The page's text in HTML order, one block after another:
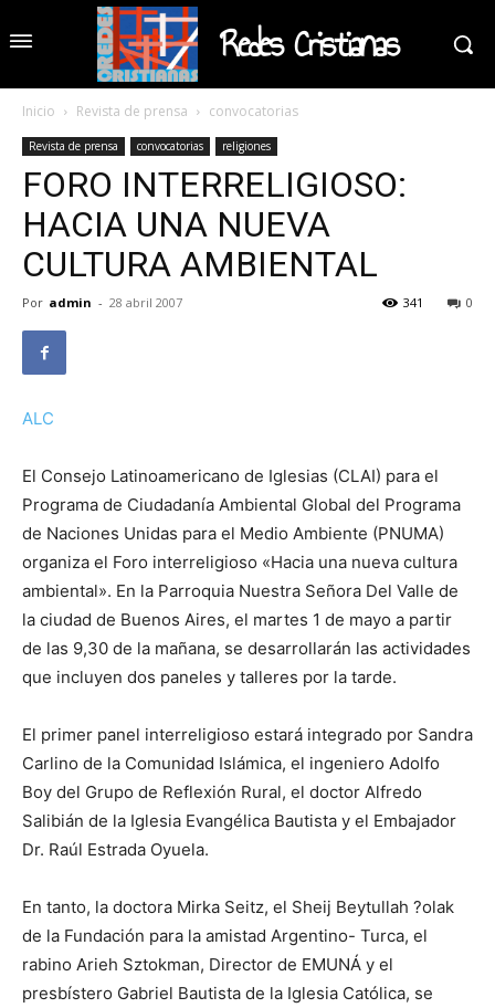
Redes Cristianas
Inicio Revista de prensa convocatorias
Revista de prensa convocatorias religiones
FORO INTERRELIGIOSO:
HACIA UNA NUEVA
CULTURA AMBIENTAL
Por admin - 28 abril 2007 0
341
ALC
El Consejo Latinoamericano de Iglesias (CLAI) para el
Programa de Ciudadanía Ambiental Global del Programa
de Naciones Unidas para el Medio Ambiente (PNUMA)
organiza el Foro interreligioso «Hacia una nueva cultura
ambiental». En la Parroquia Nuestra Señora Del Valle de
la ciudad de Buenos Aires, el martes 1 de mayo a partir
de las 9,30 de la mañana, se desarrollarán las actividades
que incluyen dos paneles y talleres por la tarde.
El primer panel interreligioso estará integrado por Sandra
Carlino de la Comunidad Islámica, el ingeniero Adolfo
Boy del Grupo de Reflexión Rural, el doctor Alfredo
Salibián de la Iglesia Evangélica Bautista y el Embajador
Dr. Raúl Estrada Oyuela.
En tanto, la doctora Mirka Seitz, el Sheij Beytullah ?olak
de la Fundación para la amistad Argentino- Turca, el
rabino Arieh Sztokman, Director de EMUNÁ y el
presbístero Gabriel Bautista de la Iglesia Católica, se